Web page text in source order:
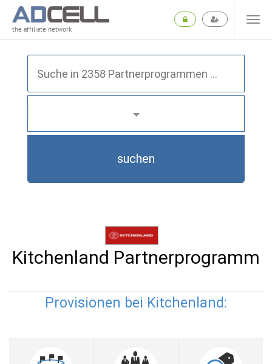
the affiliate network
suchen
Kitchenland Partnerprogramm
Provisionen bei Kitchenland: